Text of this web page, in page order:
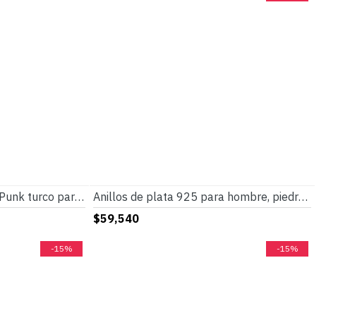
Anillo de joyería de estilo Punk turco para hombre con cianita Natural azul cielo, anillo de esmalte de circonia cúbica Retro de Plata de Ley 925, regalos para hombres y mujeres
Anillos de plata 925 para hombre, piedra de fluorita Natural púrpura hecha a mano, diseño exquisito, regalo único de boda, joyería fina
$59,540
-15% -15%